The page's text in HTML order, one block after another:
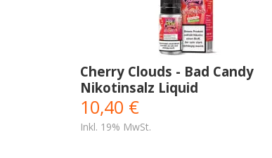
Cherry Clouds - Bad Candy
Nikotinsalz Liquid
10,40 €
Inkl. 19% MwSt.